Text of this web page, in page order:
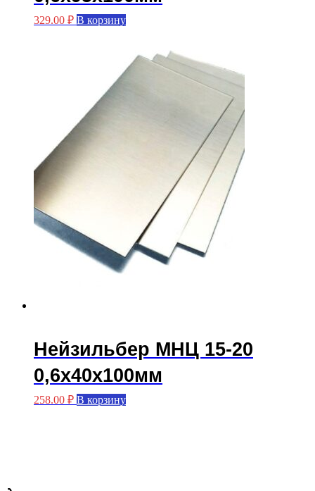
329.00 ₽ В корзину
Нейзильбер МНЦ 15-20
0,6х40х100мм
258.00 ₽ В корзину